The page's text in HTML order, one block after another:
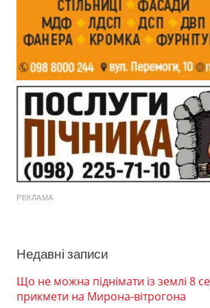
РЕКЛАМА
Недавні записи
Що не можна піднімати із землі 8
прикмети на Мирона-вітрогона